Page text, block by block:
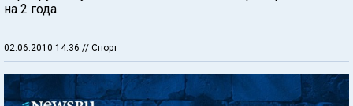
на 2 года.
02.06.2010 14:36 // Спорт